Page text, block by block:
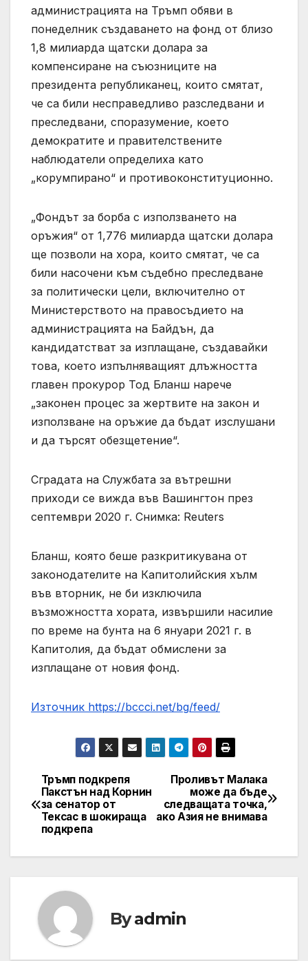
администрацията на Тръмп обяви в
понеделник създаването на фонд от близо
1,8 милиарда щатски долара за
компенсиране на съюзниците на
президента републиканец, които смятат,
че са били несправедливо разследвани и
преследвани, споразумение, което
демократите и правителствените
наблюдатели определиха като
„корумпирано“ и противоконституционно.
„Фондът за борба с използването на
оръжия“ от 1,776 милиарда щатски долара
ще позволи на хора, които смятат, че са
били насочени към съдебно преследване
за политически цели, включително от
Министерството на правосъдието на
администрацията на Байдън, да
кандидатстват за изплащане, създавайки
това, което изпълняващият длъжността
главен прокурор Тод Бланш нарече
„законен процес за жертвите на закон и
използване на оръжие да бъдат изслушани
и да търсят обезщетение“.
Сградата на Службата за вътрешни
приходи се вижда във Вашингтон през
септември 2020 г. Снимка: Reuters
Бланш, която беше разкритикувана от
законодателите на Капитолийския хълм
във вторник, не би изключила
възможността хората, извършили насилие
по време на бунта на 6 януари 2021 г. в
Капитолия, да бъдат обмислени за
изплащане от новия фонд.
Източник https://bccci.net/bg/feed/
Post
navigation
Проливът Малака
може да бъде
следващата точка,
ако Азия не внимава
Тръмп подкрепя
Пакстън над Корнин
за сенатор от
Тексас в шокираща
подкрепа
Byadmin